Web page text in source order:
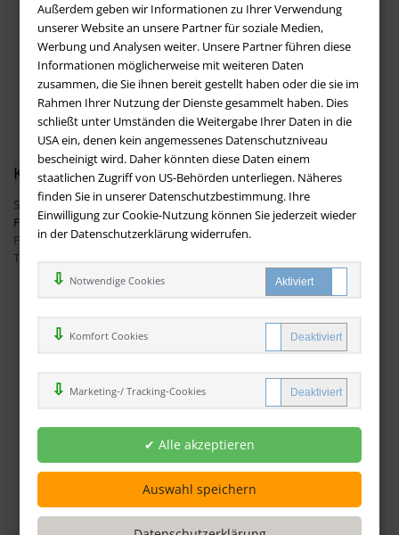
Außerdem geben wir Informationen zu Ihrer Verwendung
unserer Website an unsere Partner für soziale Medien,
Werbung und Analysen weiter. Unsere Partner führen diese
Informationen möglicherweise mit weiteren Daten
zusammen, die Sie ihnen bereit gestellt haben oder die sie im
Rahmen Ihrer Nutzung der Dienste gesammelt haben. Dies
schließt unter Umständen die Weitergabe Ihrer Daten in die
USA ein, denen kein angemessenes Datenschutzniveau
bescheinigt wird. Daher könnten diese Daten einem
staatlichen Zugriff von US-Behörden unterliegen. Näheres
finden Sie in unserer Datenschutzbestimmung. Ihre
Einwilligung zur Cookie-Nutzung können Sie jederzeit wieder
in der Datenschutzerklärung widerrufen.
Notwendige Cookies
Komfort Cookies
Marketing-/ Tracking-Cookies
Impressum
Versandbedingungen
Widerruf
Batteriehinweis
AGB
Datenschutz
Kontakt
Sie haben Fragen?Hier finden Sie Antworten auf häufig gestellte
Fragen.
Fragen per E-Mail:info@buchversandmimpf2000.de
Telefon: +49 (0)9209 20 23 188
Ihre Vorteile bei uns
Sicherer Online Shop und Zahlung mit SSL-Verschlüsselung
Viele Zahlungsmethoden wie PayPal oder per Vorkasse
Zahlweisen